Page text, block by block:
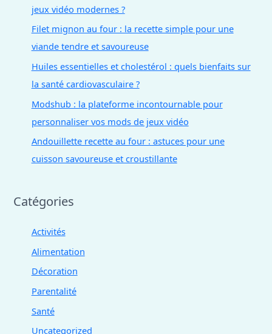
jeux vidéo modernes ?
Filet mignon au four : la recette simple pour une
viande tendre et savoureuse
Huiles essentielles et cholestérol : quels bienfaits sur
la santé cardiovasculaire ?
Modshub : la plateforme incontournable pour
personnaliser vos mods de jeux vidéo
Andouillette recette au four : astuces pour une
cuisson savoureuse et croustillante
Catégories
Activités
Alimentation
Décoration
Parentalité
Santé
Uncategorized